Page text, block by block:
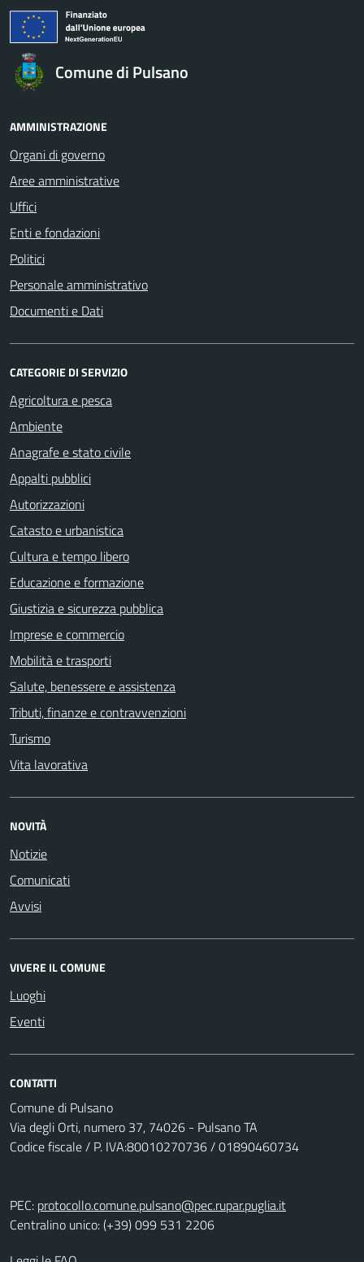
Comune di Pulsano
AMMINISTRAZIONE
Organi di governo
Aree amministrative
Uffici
Enti e fondazioni
Politici
Personale amministrativo
Documenti e Dati
CATEGORIE DI SERVIZIO
Agricoltura e pesca
Ambiente
Anagrafe e stato civile
Appalti pubblici
Autorizzazioni
Catasto e urbanistica
Cultura e tempo libero
Educazione e formazione
Giustizia e sicurezza pubblica
Imprese e commercio
Mobilità e trasporti
Salute, benessere e assistenza
Tributi, finanze e contravvenzioni
Turismo
Vita lavorativa
NOVITÀ
Notizie
Comunicati
Avvisi
VIVERE IL COMUNE
Luoghi
Eventi
CONTATTI
Comune di Pulsano
Via degli Orti, numero 37, 74026 - Pulsano TA
Codice fiscale / P. IVA:80010270736 / 01890460734
PEC: protocollo.comune.pulsano@pec.rupar.puglia.it
Centralino unico: (+39) 099 531 2206